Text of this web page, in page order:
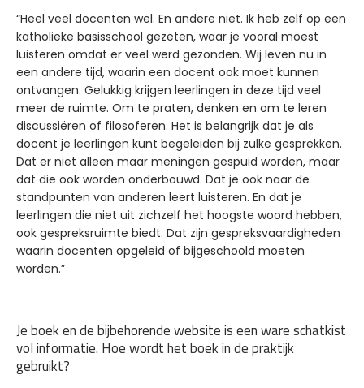
“Heel veel docenten wel. En andere niet. Ik heb zelf op een
katholieke basisschool gezeten, waar je vooral moest
luisteren omdat er veel werd gezonden. Wij leven nu in
een andere tijd, waarin een docent ook moet kunnen
ontvangen. Gelukkig krijgen leerlingen in deze tijd veel
meer de ruimte. Om te praten, denken en om te leren
discussiëren of filosoferen. Het is belangrijk dat je als
docent je leerlingen kunt begeleiden bij zulke gesprekken.
Dat er niet alleen maar meningen gespuid worden, maar
dat die ook worden onderbouwd. Dat je ook naar de
standpunten van anderen leert luisteren. En dat je
leerlingen die niet uit zichzelf het hoogste woord hebben,
ook gespreksruimte biedt. Dat zijn gespreksvaardigheden
waarin docenten opgeleid of bijgeschoold moeten
worden.”
Je boek en de bijbehorende website is een ware schatkist
vol informatie. Hoe wordt het boek in de praktijk
gebruikt?